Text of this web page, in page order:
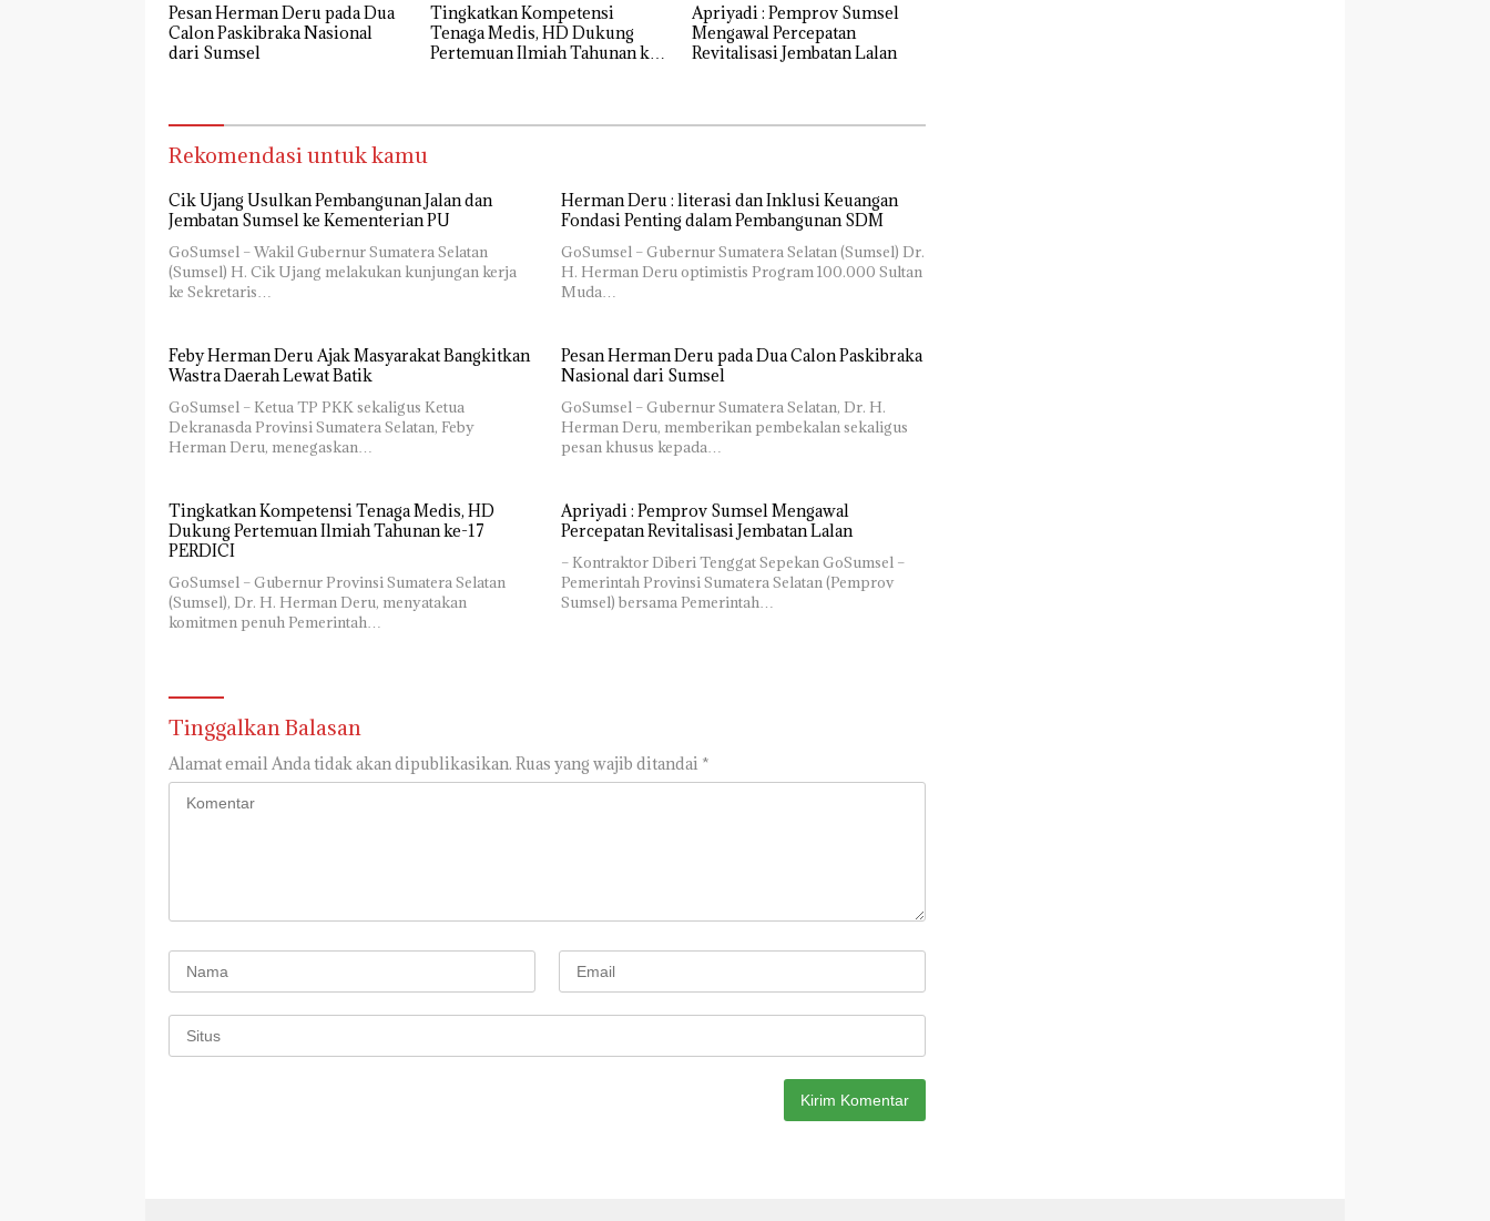
Pesan Herman Deru pada Dua
Calon Paskibraka Nasional
dari Sumsel
Tingkatkan Kompetensi
Tenaga Medis, HD Dukung
Pertemuan Ilmiah Tahunan ke-
Apriyadi : Pemprov Sumsel
Mengawal Percepatan
Revitalisasi Jembatan Lalan
Rekomendasi untuk kamu
Cik Ujang Usulkan Pembangunan Jalan dan
Jembatan Sumsel ke Kementerian PU
GoSumsel – Wakil Gubernur Sumatera Selatan
(Sumsel) H. Cik Ujang melakukan kunjungan kerja
ke Sekretaris…
Herman Deru : literasi dan Inklusi Keuangan
Fondasi Penting dalam Pembangunan SDM
GoSumsel – Gubernur Sumatera Selatan (Sumsel) Dr.
H. Herman Deru optimistis Program 100.000 Sultan
Muda…
Feby Herman Deru Ajak Masyarakat Bangkitkan
Wastra Daerah Lewat Batik
GoSumsel – Ketua TP PKK sekaligus Ketua
Dekranasda Provinsi Sumatera Selatan, Feby
Herman Deru, menegaskan…
Pesan Herman Deru pada Dua Calon Paskibraka
Nasional dari Sumsel
GoSumsel – Gubernur Sumatera Selatan, Dr. H.
Herman Deru, memberikan pembekalan sekaligus
pesan khusus kepada…
Tingkatkan Kompetensi Tenaga Medis, HD
Dukung Pertemuan Ilmiah Tahunan ke-17
PERDICI
GoSumsel – Gubernur Provinsi Sumatera Selatan
(Sumsel), Dr. H. Herman Deru, menyatakan
komitmen penuh Pemerintah…
Apriyadi : Pemprov Sumsel Mengawal
Percepatan Revitalisasi Jembatan Lalan
– Kontraktor Diberi Tenggat Sepekan GoSumsel –
Pemerintah Provinsi Sumatera Selatan (Pemprov
Sumsel) bersama Pemerintah…
Tinggalkan Balasan
Alamat email Anda tidak akan dipublikasikan. Ruas yang wajib ditandai *